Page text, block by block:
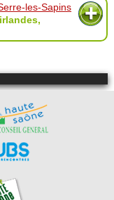
les-Sapins
,